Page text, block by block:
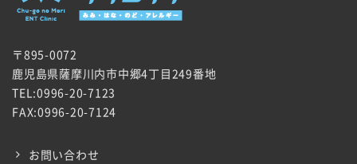
〒895-0072
鹿児島県薩摩川内市中郷4丁目249番地
TEL:0996-20-7123
FAX:0996-20-7124
お問い合わせ